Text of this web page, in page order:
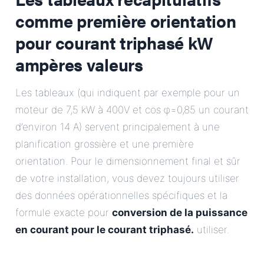
comme première orientation
pourcourant triphasé kW
ampèresvaleurs
Les tableaux (qui indiquent par exemple pour un
moteur de 7,5 kW à 400V et cos φ=0,85 un courant
d’environ 14 A) servent principalement à une
planification grossière et une première
orientation. Pour le dimensionnement final et sûr
de votre installation, vous devez toujours utiliser
des données opérationnelles spécifiques et la
formule exacte pour conversion de la puissance
en courant pour le courant triphasé. utiliser.